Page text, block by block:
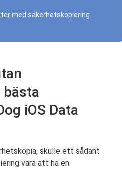
med säkerhetskopiering
iOS Data
skulle ett sådant
vara att ha en